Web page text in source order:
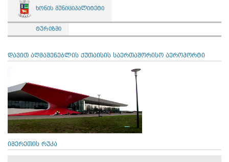
ხონის მუნიციპალიტეტი
ტურიზმი
დავით აღმაშენებლის ქუთაისის საერთაშორისო აეროპორტი
იმერეთის რუკა